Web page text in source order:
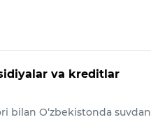
va kreditlar
bilan O‘zbekistonda suvdan